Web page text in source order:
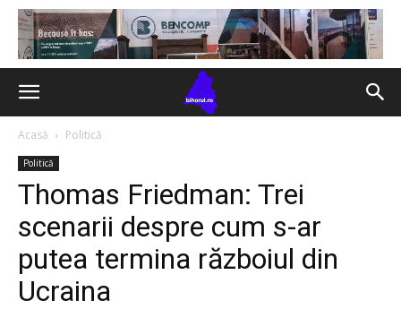
Acasă Politică
Politică
Thomas Friedman: Trei
scenarii despre cum s-ar
putea termina războiul din
Ucraina